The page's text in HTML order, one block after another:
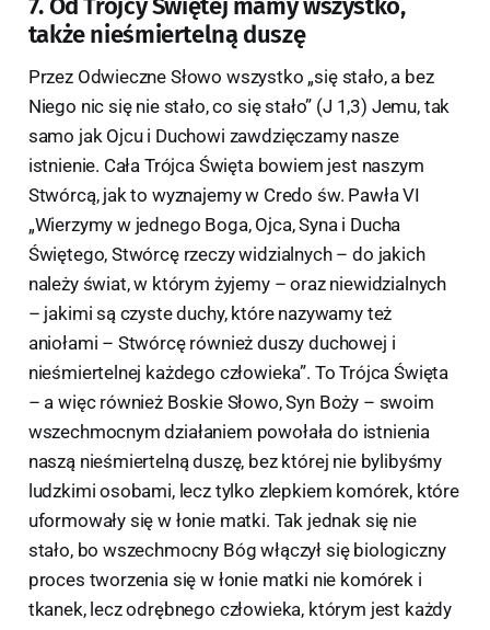
7. Od Trójcy Świętej mamy wszystko,
także nieśmiertelną duszę
Przez Odwieczne Słowo wszystko „się stało, a bez
Niego nic się nie stało, co się stało” (J 1,3) Jemu, tak
samo jak Ojcu i Duchowi zawdzięczamy nasze
istnienie. Cała Trójca Święta bowiem jest naszym
Stwórcą, jak to wyznajemy w Credo św. Pawła VI
„Wierzymy w jednego Boga, Ojca, Syna i Ducha
Świętego, Stwórcę rzeczy widzialnych – do jakich
należy świat, w którym żyjemy – oraz niewidzialnych
– jakimi są czyste duchy, które nazywamy też
aniołami – Stwórcę również duszy duchowej i
nieśmiertelnej każdego człowieka”. To Trójca Święta
– a więc również Boskie Słowo, Syn Boży – swoim
wszechmocnym działaniem powołała do istnienia
naszą nieśmiertelną duszę, bez której nie bylibyśmy
ludzkimi osobami, lecz tylko zlepkiem komórek, które
uformowały się w łonie matki. Tak jednak się nie
stało, bo wszechmocny Bóg włączył się biologiczny
proces tworzenia się w łonie matki nie komórek i
tkanek, lecz odrębnego człowieka, którym jest każdy